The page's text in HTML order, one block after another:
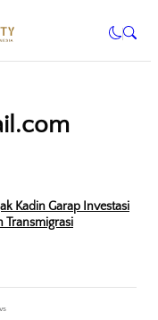
Kadin Garap Investasi
Transmigrasi